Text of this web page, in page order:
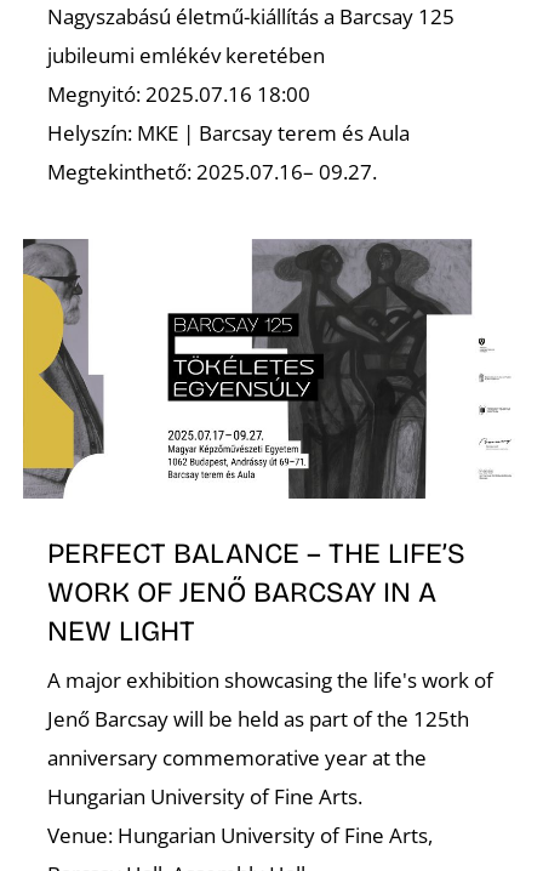
Nagyszabású életmű-kiállítás a Barcsay 125
jubileumi emlékév keretében
Megnyitó: 2025.07.16 18:00
Helyszín: MKE | Barcsay terem és Aula
Megtekinthető: 2025.07.16– 09.27.
PERFECT BALANCE – THE LIFE’S
WORK OF JENŐ BARCSAY IN A
NEW LIGHT
A major exhibition showcasing the life's work of
Jenő Barcsay will be held as part of the 125th
anniversary commemorative year at the
Hungarian University of Fine Arts.
Venue: Hungarian University of Fine Arts,